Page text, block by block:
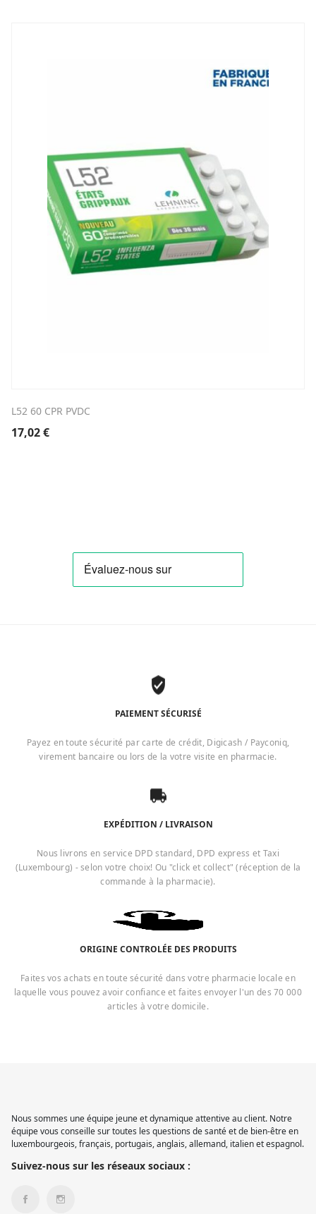
L52 60 CPR PVDC
17,02€
PAIEMENT SÉCURISÉ
Payez en toute sécurité par carte de crédit, Digicash / Payconiq,
virement bancaire ou lors de la votre visite en pharmacie.
EXPÉDITION / LIVRAISON
Nous livrons en service DPD standard, DPD express et Taxi
(Luxembourg) - selon votre choix! Ou "click et collect" (réception de la
commande à la pharmacie).
ORIGINE CONTROLÉE DES PRODUITS
Faites vos achats en toute sécurité dans votre pharmacie locale en
laquelle vous pouvez avoir confiance et faites envoyer l'un des 70 000
articles à votre domicile.
Nous sommes une équipe jeune et dynamique attentive au client. Notre
équipe vous conseille sur toutes les questions de santé et de bien-être en
luxembourgeois, français, portugais, anglais, allemand, italien et espagnol.
Suivez-nous sur les réseaux sociaux :